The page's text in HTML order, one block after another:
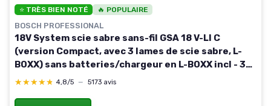
⭐ TRÈS BIEN NOTÉ 🔥 POPULAIRE
BOSCH PROFESSIONAL
18V System scie sabre sans-fil GSA 18 V-LI C
(version Compact, avec 3 lames de scie sabre, L-
BOXX) sans batteries/chargeur en L-BOXX incl - 3x
lame de scie
★★★★★
★★★★★ 4,8/5 — 5173 avis